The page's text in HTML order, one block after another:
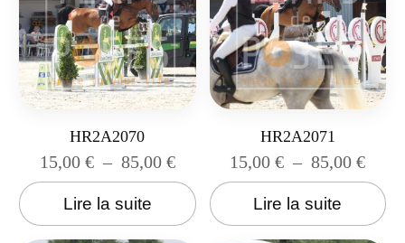
HR2A2070
15,00 € – 85,00 €
Lire la suite
HR2A2071
15,00€ – 85,00€
Lire la suite